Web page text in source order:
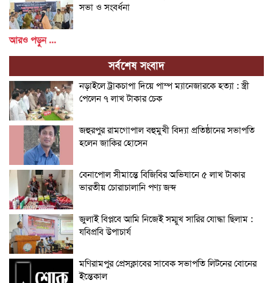
সভা ও সংবর্ধনা
আরও পড়ুন ...
সর্বশেষ সংবাদ
নড়াইলে ট্রাকচাপা দিয়ে পাম্প ম্যানেজারকে হত্যা : স্ত্রী
পেলেন ৭ লাখ টাকার চেক
জহুরপুর রামগোপাল বহুমুখী বিদ্যা প্রতিষ্ঠানের সভাপতি
হলেন জাকির হোসেন
বেনাপোল সীমান্তে বিজিবির অভিযানে ৫ লাখ টাকার
ভারতীয় চোরাচালানি পণ্য জব্দ
জুলাই বিপ্লবে আমি নিজেই সম্মুখ সারির যোদ্ধা ছিলাম :
যবিপ্রবি উপাচার্য
মণিরামপুর প্রেসক্লাবের সাবেক সভাপতি লিটনের বোনের
ইন্তেকাল